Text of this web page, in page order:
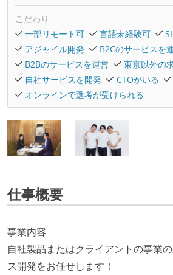
こだわり
一部リモート可
言語未経験可
アジャイル開発
B2Cのサービスを
B2Bのサービスを運営
東京以外の
自社サービスを開発
CTOがいる
オンラインで選考が受けられる
仕事概要
事業内容
自社製品またはクライアントの事業
ス開発をお任せします！